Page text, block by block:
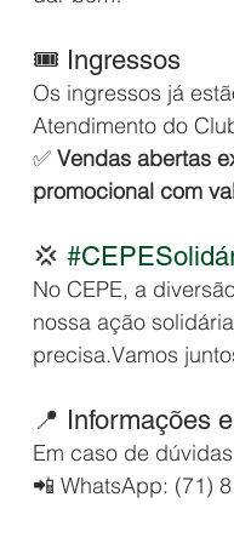
🎟 Ingressos
Os ingressos já
Atendimento do
✅ Vendas abertas
promocional com
💢
No CEPE, a
nossa ação
precisa.Vamos
📍 Informações
Em caso de
📲 WhatsApp: (71)